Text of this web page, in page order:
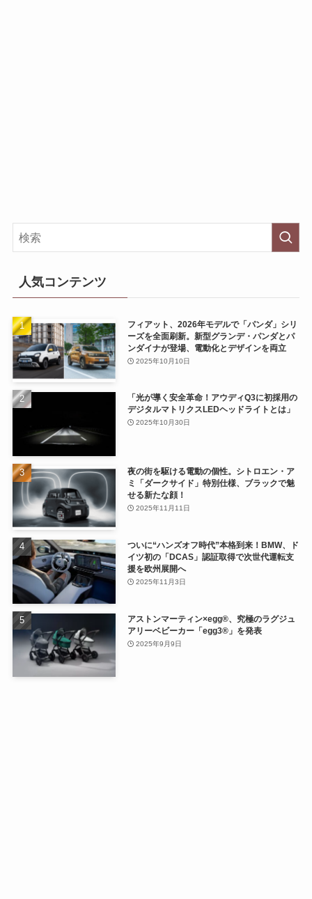
人気コンテンツ
フィアット、2026年モデルで「パンダ」シリ
ーズを全面刷新。新型グランデ・パンダとパ
ンダイナが登場、電動化とデザインを両立
2025年10月10日
「光が導く安全革命！アウディQ3に初採用の
デジタルマトリクスLEDヘッドライトとは」
2025年10月30日
夜の街を駆ける電動の個性。シトロエン・ア
ミ「ダークサイド」特別仕様、ブラックで魅
せる新たな顔！
2025年11月11日
ついに“ハンズオフ時代”本格到来！BMW、ド
イツ初の「DCAS」認証取得で次世代運転支
援を欧州展開へ
2025年11月3日
アストンマーティン×egg®、究極のラグジュ
アリーベビーカー「egg3®」を発表
2025年9月9日